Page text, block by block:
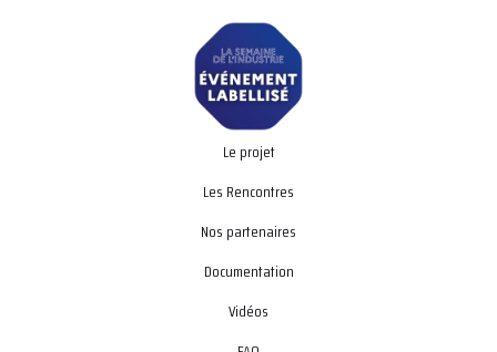
Le projet
Les Rencontres
Nos partenaires
Documentation
Vidéos